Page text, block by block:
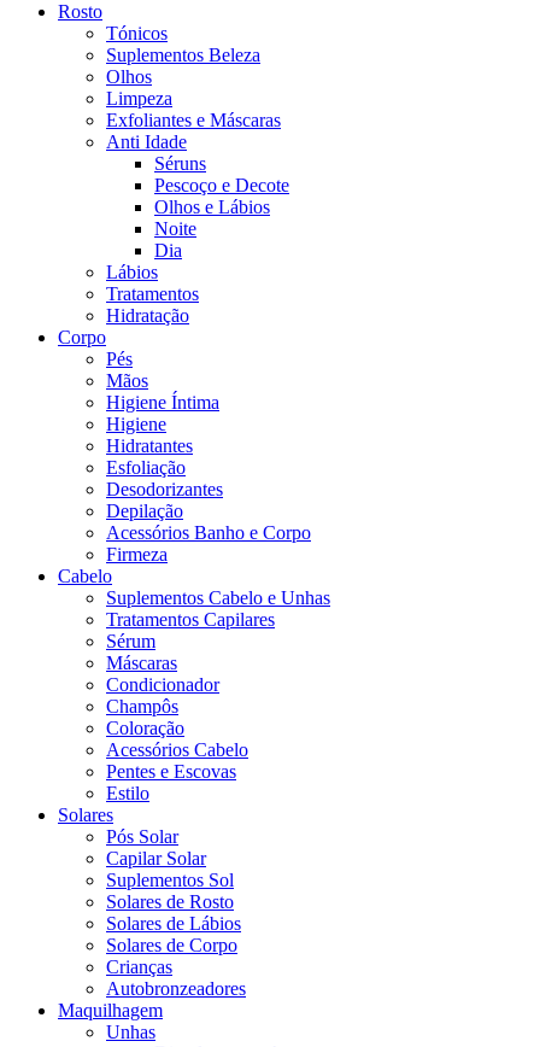
Rosto
Tónicos
Suplementos Beleza
Olhos
Limpeza
Exfoliantes e Máscaras
Anti Idade
Séruns
Pescoço e Decote
Olhos e Lábios
Noite
Dia
Lábios
Tratamentos
Hidratação
Corpo
Pés
Mãos
Higiene Íntima
Higiene
Hidratantes
Esfoliação
Desodorizantes
Depilação
Acessórios Banho e Corpo
Firmeza
Cabelo
Suplementos Cabelo e Unhas
Tratamentos Capilares
Sérum
Máscaras
Condicionador
Champôs
Coloração
Acessórios Cabelo
Pentes e Escovas
Estilo
Solares
Pós Solar
Capilar Solar
Suplementos Sol
Solares de Rosto
Solares de Lábios
Solares de Corpo
Crianças
Autobronzeadores
Maquilhagem
Unhas